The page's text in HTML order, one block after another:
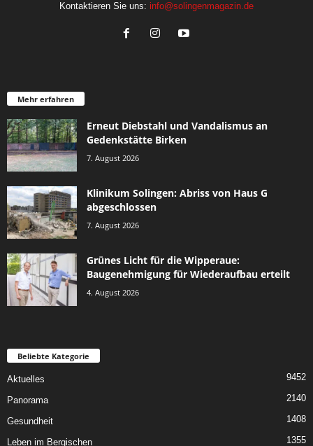
Kontaktieren Sie uns: info@solingenmagazin.de
Mehr erfahren
Erneut Diebstahl und Vandalismus an
Gedenkstätte Birken
7. August 2026
Klinikum Solingen: Abriss von Haus G
abgeschlossen
7. August 2026
Grünes Licht für die Wipperaue:
Baugenehmigung für Wiederaufbau erteilt
4. August 2026
Beliebte Kategorie
Aktuelles 9452
Panorama 2140
Gesundheit 1408
Leben im Bergischen 1355